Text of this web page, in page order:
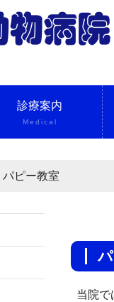
診療案内
Medical
パピー教室
当院で